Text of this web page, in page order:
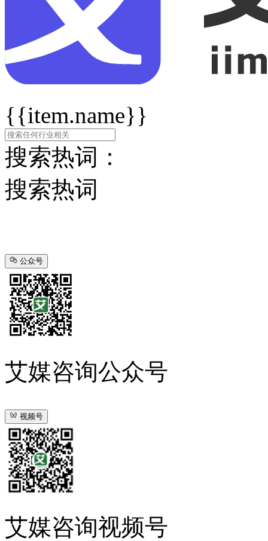
{{item.name}}
搜索热词：
搜索热词
公众号
艾媒咨询公众号
视频号
艾媒咨询视频号